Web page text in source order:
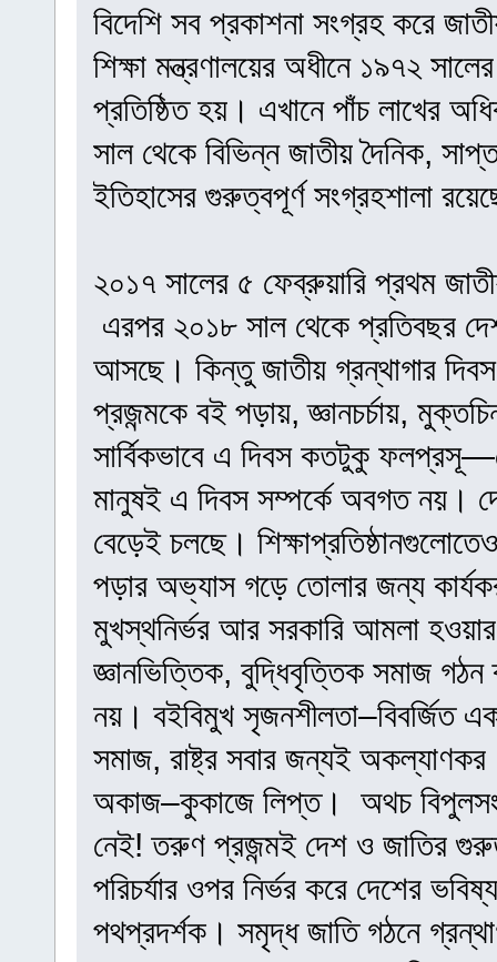
বিদেশি সব প্রকাশনা সংগ্রহ করে
শিক্ষা মন্ত্রণালয়ের অধীনে ১৯৭২
প্রতিষ্ঠিত হয়। এখানে পাঁচ লাখের
সাল থেকে বিভিন্ন জাতীয় দৈনিক,
ইতিহাসের গুরুত্বপূর্ণ সংগ্রহশালা
২০১৭ সালের ৫ ফেব্রুয়ারি প্রথম
এরপর ২০১৮ সাল থেকে প্রতিবছর
আসছে। কিন্তু জাতীয় গ্রন্থাগার দিবস
প্রজন্মকে বই পড়ায়, জ্ঞানচর্চায়,
সার্বিকভাবে এ দিবস কতটুকু
মানুষই এ দিবস সম্পর্কে অবগত নয়।
বেড়েই চলছে।
পড়ার অভ্যাস গড়ে তোলার জন্য
মুখস্থনির্ভর আর সরকারি আমলা
জ্ঞানভিত্তিক, বুদ্ধিবৃত্তিক সমাজ
নয়। বইবিমুখ সৃজনশীলতা–বিবর্জিত
সমাজ, রাষ্ট্র সবার জন্যই
অকাজ–কুকাজে লিপ্ত। ‌ অথচ
নেই! তরুণ প্রজন্মই দেশ ও জাতির
পরিচর্যার ওপর নির্ভর করে দেশের
পথপ্রদর্শক। সমৃদ্ধ জাতি গঠনে